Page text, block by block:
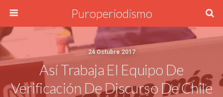
Puroperiodismo
24 Octubre 2017
Así Trabaja El Equipo De
Verificación De Discurso De Chile